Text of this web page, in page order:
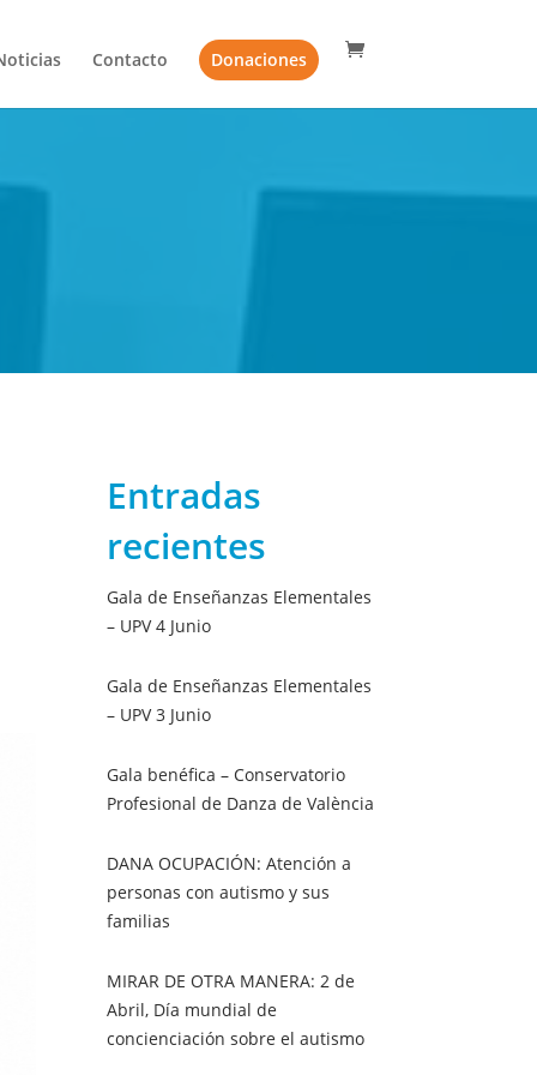
Contacto Donaciones
Entradas
recientes
Gala de Enseñanzas Elementales
– UPV 4 Junio
Gala de Enseñanzas Elementales
– UPV 3 Junio
Gala benéfica – Conservatorio
Profesional de Danza de València
DANA OCUPACIÓN: Atención a
personas con autismo y sus
familias
MIRAR DE OTRA MANERA: 2 de
Abril, Día mundial de
concienciación sobre el autismo